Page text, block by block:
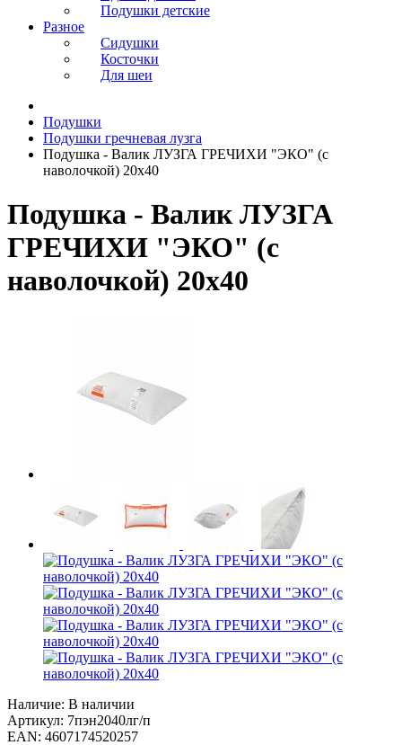
Подушки детские
Разное
Сидушки
Косточки
Для шеи
Подушки
Подушки гречневая лузга
Подушка - Валик ЛУЗГА ГРЕЧИХИ "ЭКО" (с
наволочкой) 20х40
Подушка - Валик ЛУЗГА
ГРЕЧИХИ "ЭКО" (с
наволочкой) 20х40
Наличие: В наличии
Артикул: 7пэн2040лг/п
EAN: 4607174520257